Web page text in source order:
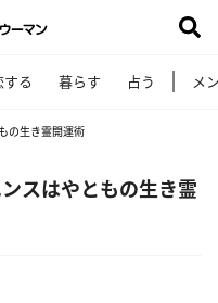
する 暮らす 占う メ
の生き霊開運術
スはやともの生き霊